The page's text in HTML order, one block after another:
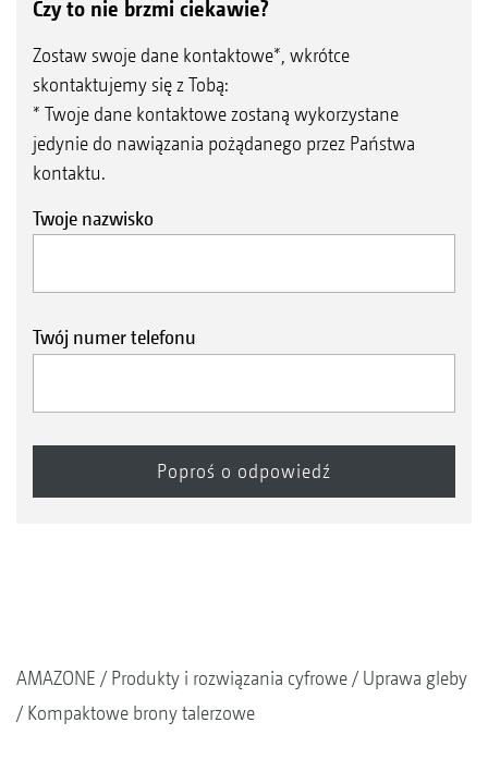
Czy to nie brzmi ciekawie?
Zostaw swoje dane kontaktowe*, wkrótce
skontaktujemy się z Tobą:
* Twoje dane kontaktowe zostaną wykorzystane
jedynie do nawiązania pożądanego przez Państwa
kontaktu.
Twoje nazwisko
Twój numer telefonu
AMAZONE Produkty i rozwiązania cyfrowe
Uprawa gleby
Kompaktowe brony talerzowe